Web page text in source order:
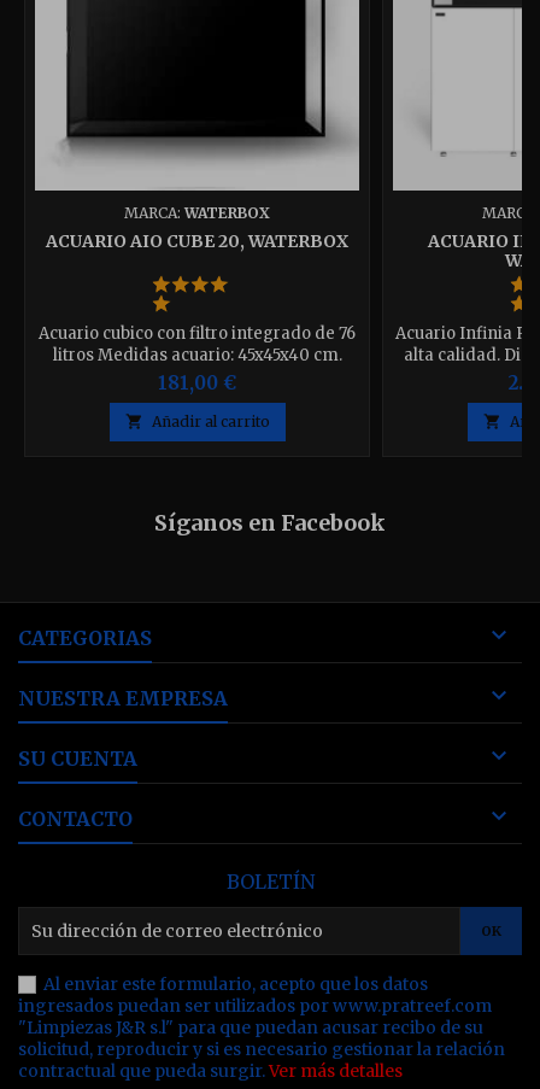
MARCA:WATERBOX
ACUARIO AIO CUBE 20, WATERBOX
Acuario cubico con filtro integrado de 76
litros Medidas acuario: 45x45x40 cm.
Cristal Acuario: Starphire Ultra-Clear™
Glass de 6 mm. * Este producto tiene
Transporte puerta a puerta "el cliente se
hará cargo de la recogida del pedido en
181,00 €
 Añadir al carrito
ACUARIO
Acuario Infinia
alta calidad.
Blanco o
Portes gratis.
Transporte
hará cargo de la

Síganos en Facebook
CATEGORIAS 
NUESTRA EMPRESA 
SU CUENTA 
CONTACTO 
BOLETÍN
Al enviar este formulario, acepto que los datos
ingresados puedan ser utilizados por www.pratreef.com
"Limpiezas J&R s.l" para que puedan acusar recibo de su
solicitud, reproducir y si es necesario gestionar la relación
contractual que pueda surgir.Ver más detalles